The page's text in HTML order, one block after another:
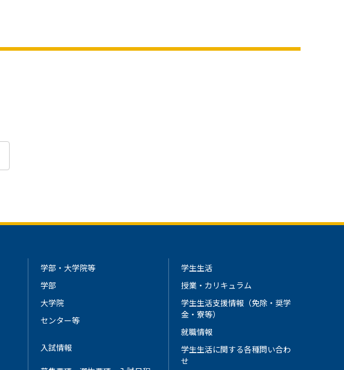
学部・大学院等
学部
大学院
センター等
入試情報
学生生活
授業・カリキュラム
学生生活支援情報（免除・奨学
金・寮等）
就職情報
学生生活に関する各種問い合わ
せ